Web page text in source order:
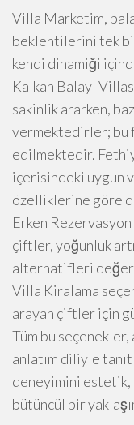
Villa Marketim,
beklentilerini tek
kendi dinamiği
Kalkan Balayı
sakinlik ararken,
vermektedirler; bu
edilmektedir.
içerisindeki uygun
özelliklerine göre
Erken
çiftler, yoğunluk
alternatifleri
Villa Kiralama
arayan çiftler için
Tüm bu seçenekler,
anlatım diliyle
deneyimini estetik,
bütüncül bir